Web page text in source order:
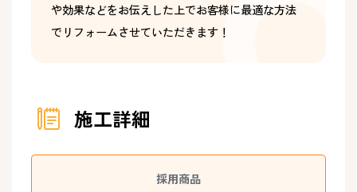
や効果などをお伝えした上でお客様に最適な方法
でリフォームさせていただきます！
施工詳細
採用商品